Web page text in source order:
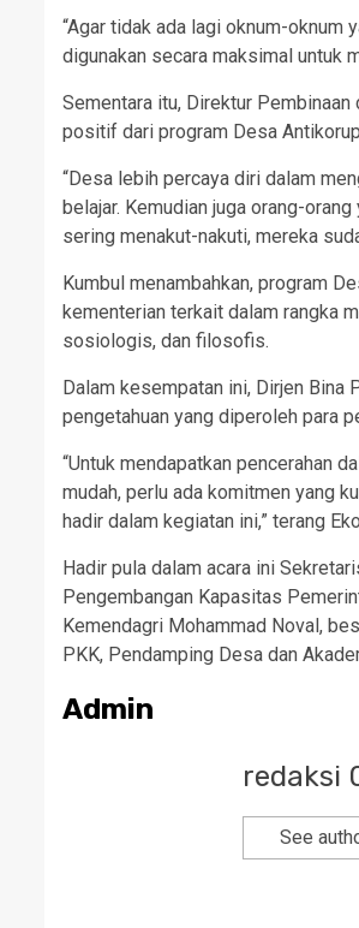
“Agar tidak ada lagi oknum-oknum
digunakan secara maksimal untuk
Sementara itu, Direktur
positif dari program Desa
“Desa lebih percaya diri dalam
belajar. Kemudian juga orang-
sering menakut-nakuti, mereka
Kumbul menambahkan, program
kementerian terkait dalam rangka
sosiologis, dan filosofis.
Dalam kesempatan ini, Dirjen Bina
pengetahuan yang diperoleh para
“Untuk mendapatkan pencerahan
mudah, perlu ada komitmen yang
hadir dalam kegiatan ini,” terang
Hadir pula dalam acara ini
Pengembangan Kapasitas
Kemendagri Mohammad Noval,
PKK, Pendamping Desa dan
Admin
redaksi
See